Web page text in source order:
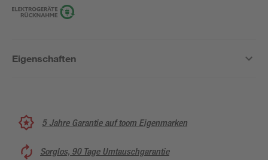
Eigenschaften
5 Jahre Garantie auf toom Eigenmarken
Sorglos, 90 Tage Umtauschgarantie